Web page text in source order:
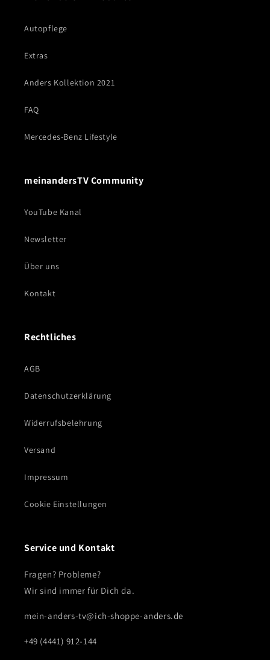
Autopflege
Extras
Anders Kollektion 2021
FAQ
Mercedes-Benz Lifestyle
meinandersTV Community
YouTube Kanal
Newsletter
Über uns
Kontakt
Rechtliches
AGB
Datenschutzerklärung
Widerrufsbelehrung
Versand
Impressum
Cookie Einstellungen
Service und Kontakt
Fragen? Probleme?
Wir sind immer für Dich da.
mein-anders-tv@ich-shoppe-anders.de
+49 (4441) 912-144